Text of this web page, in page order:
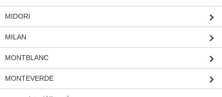
MIDORI
MILAN
MONTBLANC
MONTEVERDE